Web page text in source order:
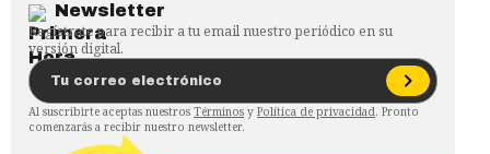
Newsletter
Regístrate para recibir a tu email nuestro periódico en su
versión digital.
Al suscribirte aceptas nuestros Términos y Política de privacidad. Pronto
comenzarás a recibir nuestro newsletter.